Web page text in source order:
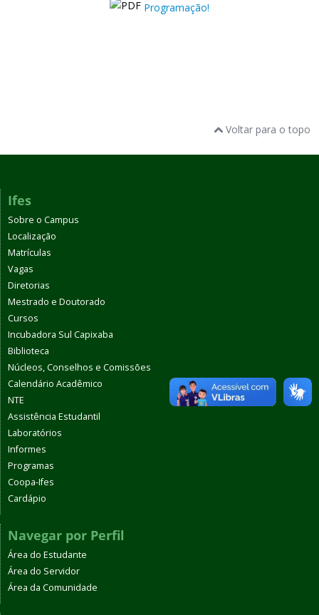
Programação!
Voltar para o topo
Ifes
Sobre o Campus
Localização
Matrículas
Vagas
Diretorias
Mestrado e Doutorado
Cursos
Incubadora Sul Capixaba
Biblioteca
Núcleos, Conselhos e Comissões
Calendário Acadêmico
NTE
Assistência Estudantil
Laboratórios
Informes
Programas
Coopa-Ifes
Cardápio
Navegar por Perfil
Área do Estudante
Área do Servidor
Área da Comunidade